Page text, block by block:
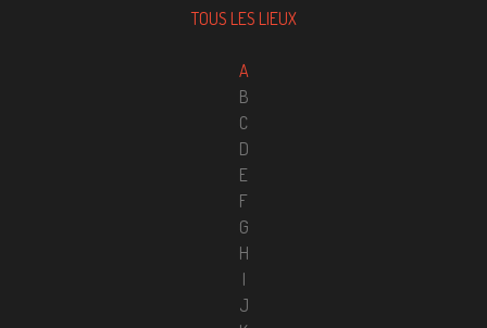
TOUS LES LIEUX
A
B
C
D
E
F
G
H
I
J